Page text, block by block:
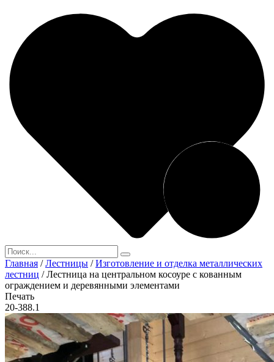
Главная /Лестницы /Изготовление и отделка металлических
лестниц /Лестница на центральном косоуре с кованным
ограждением и деревянными элементами
Печать
20-388.1